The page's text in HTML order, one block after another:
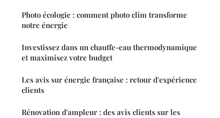
Photo écologie : comment photo clim transforme
notre énergie
Investissez dans un chauffe-eau thermodynamique
et maximisez votre budget
Les avis sur énergie française : retour d'expérience
clients
Rénovation d'ampleur : des avis clients sur les